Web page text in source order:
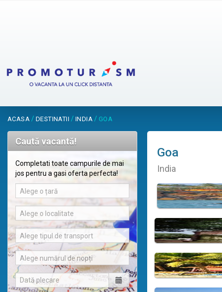
ACASA / DESTINATII / INDIA / GOA
Caută vacantă!
Completati toate campurile de mai
jos pentru a gasi oferta perfecta!
Alege o țară
Alege o localitate
Alege tipul de transport
Alege numărul de nopți
Goa
India